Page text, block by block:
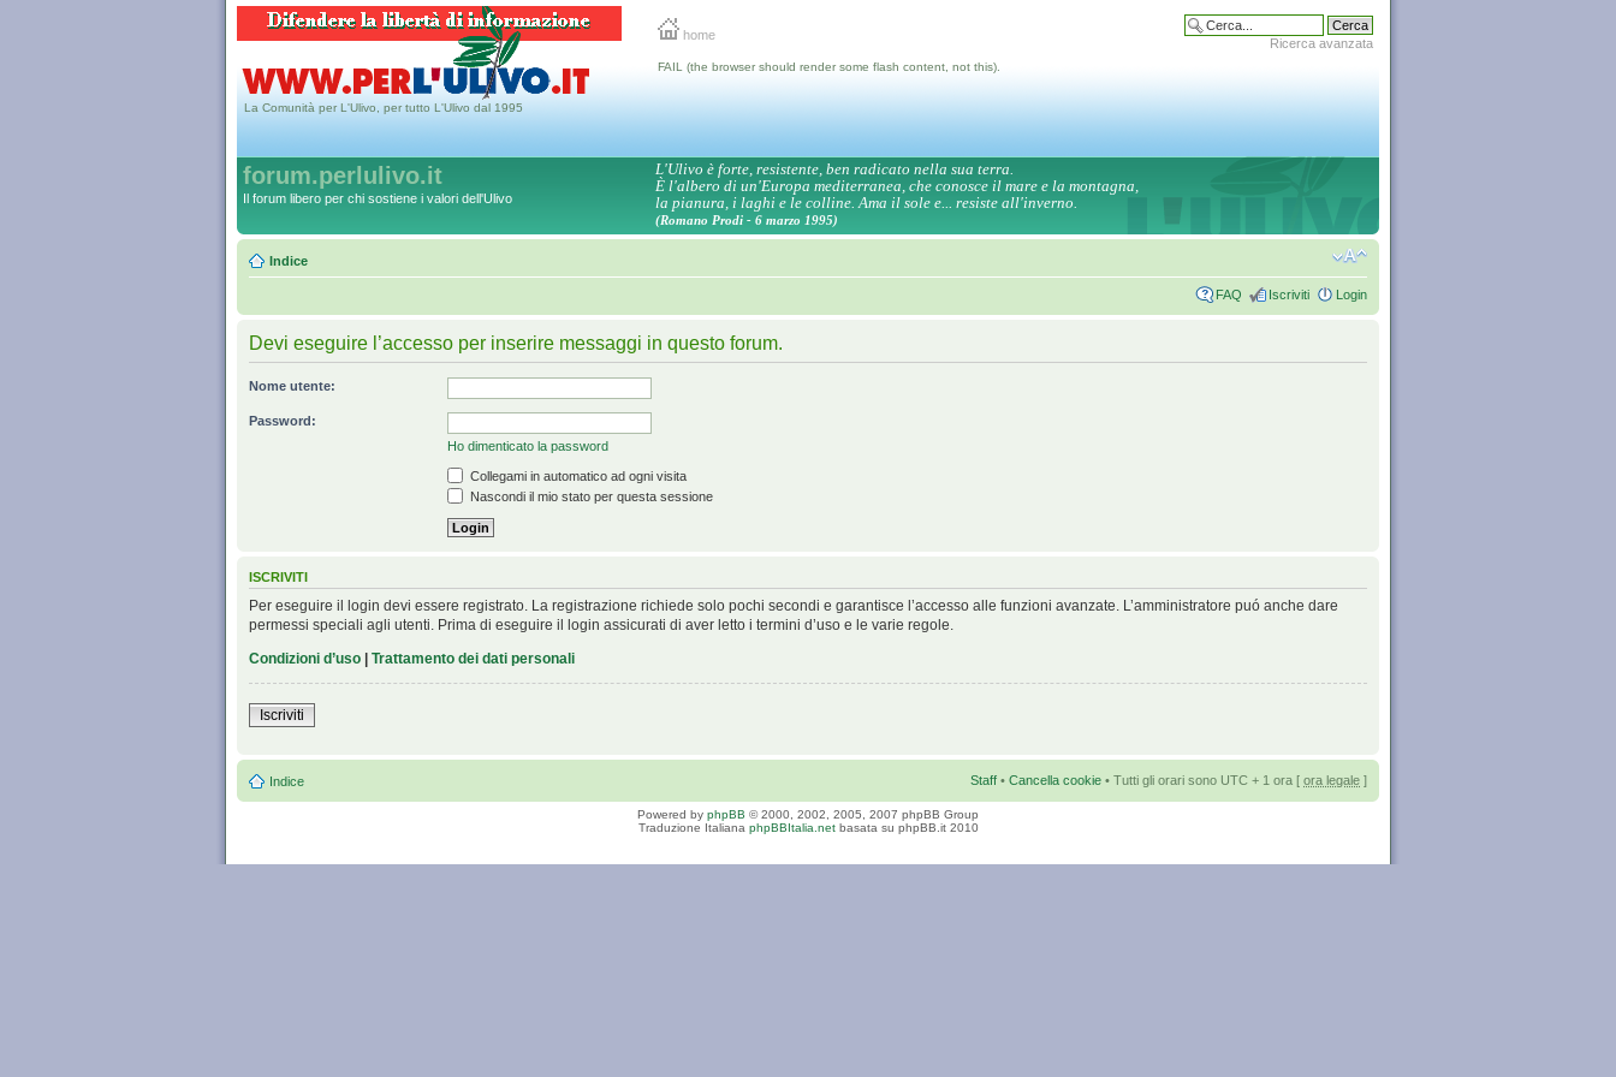
home
Ricerca avanzata
La Comunità per L'Ulivo, per tutto L'Ulivo dal 1995
FAIL (the browser should render some flash content, not this).
forum.perlulivo.it
Il forum libero per chi sostiene i valori dell'Ulivo
L'Ulivo è forte, resistente, ben radicato nella sua terra.
È l'albero di un'Europa mediterranea, che conosce il mare e la montagna,
la pianura, i laghi e le colline. Ama il sole e... resiste all'inverno.
(Romano Prodi - 6 marzo 1995)
Indice
FAQ Iscriviti Login
Devi eseguire l’accesso per inserire messaggi in questo forum.
Nome utente:
Password:
Ho dimenticato la password
Collegami in automatico ad ogni visita
Nascondi il mio stato per questa sessione
ISCRIVITI
Per eseguire il login devi essere registrato. La registrazione richiede solo pochi secondi e garantisce l’accesso alle funzioni avanzate. L’amministratore puó anche dare
permessi speciali agli utenti. Prima di eseguire il login assicurati di aver letto i termini d’uso e le varie regole.
Condizioni d’uso | Trattamento dei dati personali
Iscriviti
Indice Staff • Cancella cookie • Tutti gli orari sono UTC + 1 ora [ ora legale ]
Powered by phpBB © 2000, 2002, 2005, 2007 phpBB Group
Traduzione Italiana phpBBItalia.netbasata su phpBB.it 2010